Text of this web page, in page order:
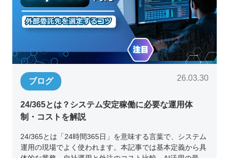
ブログ 26.03.30
24/365とは？システム安定稼働に必要な運用体
制・コストを解説
24/365とは「24時間365日」を意味する言葉で、システム
運用の現場でよく使われます。本記事では基本定義から具